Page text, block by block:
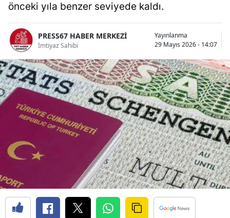
önceki yıla benzer seviyede kaldı.
PRESS67 HABER MERKEZİ
İmtiyaz Sahibi
Yayınlanma
29 Mayıs 2026 - 14:07